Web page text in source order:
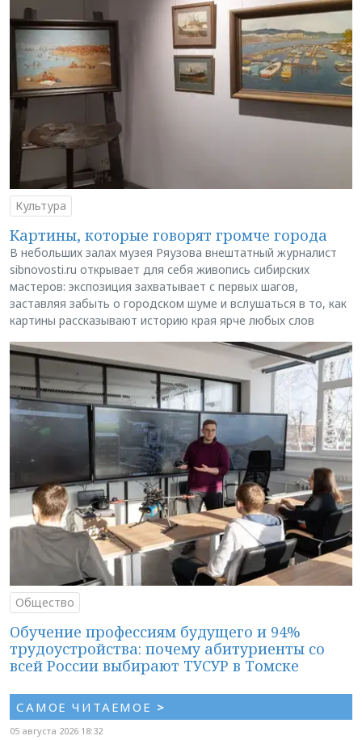
Культура
Картины, которые говорят громче города
В небольших залах музея Ряузова внештатный журналист
sibnovosti.ru открывает для себя живопись сибирских
мастеров: экспозиция захватывает с первых шагов,
заставляя забыть о городском шуме и вслушаться в то, как
картины рассказывают историю края ярче любых слов
Общество
Обучение профессиям будущего и 94%
трудоустройства: почему абитуриенты со
всей России выбирают ТУСУР в Томске
САМОЕ ЧИТАЕМОЕ >
05 августа 2026 18:32